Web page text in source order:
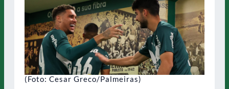
(Foto: Cesar Greco/Palmeiras)